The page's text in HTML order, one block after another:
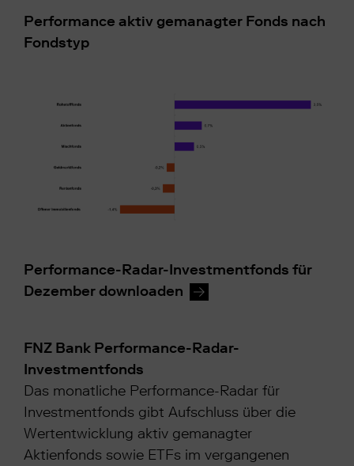
Performance aktiv gemanagter Fonds nach
Fondstyp
Performance-Radar-Investmentfonds für
Dezember downloaden
FNZ Bank Performance-Radar-
Investmentfonds
Das monatliche Performance-Radar für
Investmentfonds gibt Aufschluss über die
Wertentwicklung aktiv gemanagter
Aktienfonds sowie ETFs im vergangenen